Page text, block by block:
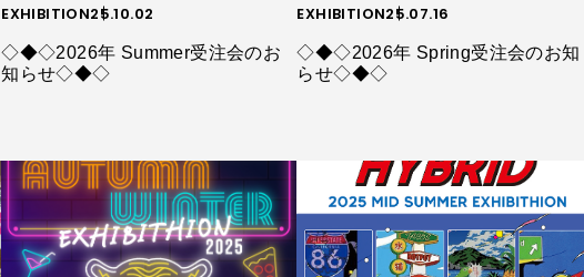
EXHIBITION25.10.02
◇◆◇2026年 Summer受注会のお
知らせ◇◆◇
EXHIBITION25.07.16
◇◆◇2026年 Spring受注会のお知
らせ◇◆◇